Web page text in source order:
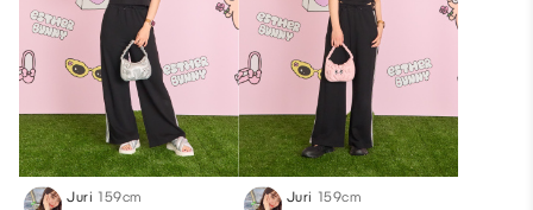
Juri 159cm Juri 159cm